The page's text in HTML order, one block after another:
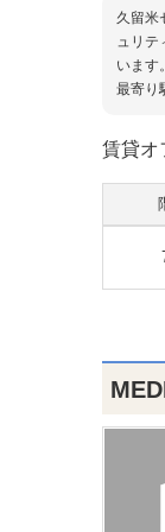
久留米
ュリテ
います
最寄り
賃貸